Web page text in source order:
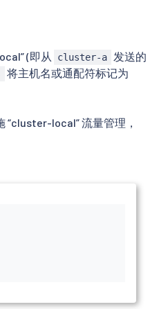
(即从 cluster-a 发送的
将主机名或通配符标记为
local” 流量管理，